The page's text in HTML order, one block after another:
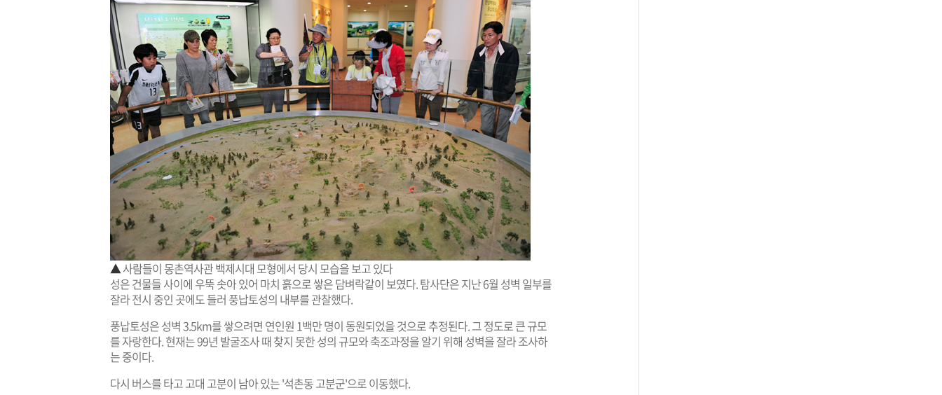
▲사람들이 몽촌역사관 백제시대 모형에서 당시 모습을 보고 있다
성은 건물들 사이에 우뚝 솟아 있어 마치 흙으로 쌓은 담벼락같이 보였다. 탐사단은 지난 6월 성벽 일부를
잘라 전시 중인 곳에도 들러 풍납토성의 내부를 관찰했다.
풍납토성은 성벽 3.5km를 쌓으려면 연인원 1백만 명이 동원되었을 것으로 추정된다. 그 정도로 큰 규모
를 자랑한다. 현재는 99년 발굴조사 때 찾지 못한 성의 규모와 축조과정을 알기 위해 성벽을 잘라 조사하
는 중이다.
다시 버스를 타고 고대 고분이 남아 있는 '석촌동 고분군'으로 이동했다.